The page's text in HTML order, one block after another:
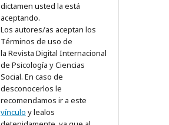
dictamen usted la está
aceptando.
Los autores/as aceptan los
Términos de uso de
la Revista Digital Internacional
de Psicología y Ciencias
Social. En caso de
desconocerlos le
recomendamos ir a este
vínculo y lealos